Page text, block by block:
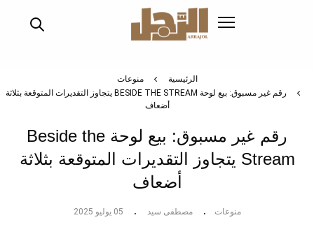
الرئيسية
منوعات
رقم غير مسبوق: بيع لوحة BESIDE THE STREAM يتجاوز التقديرات المتوقعة بثلاثة
أضعاف
رقم غير مسبوق: بيع لوحة Beside the
Stream يتجاوز التقديرات المتوقعة بثلاثة
أضعاف
منوعات مصطفى سيد 05 يوليو 2025